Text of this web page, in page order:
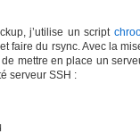
j’utilise un script
faire du rsync. Avec la
mettre en place un
serveur SSH :